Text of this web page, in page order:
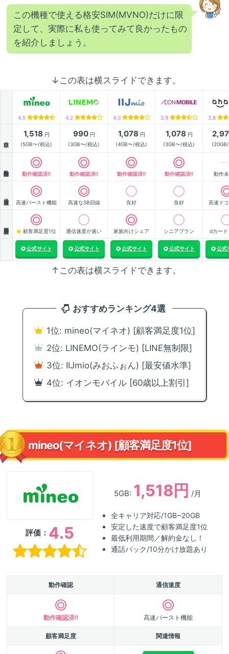
この機種で使える格安SIM(MVNO)だけに限
定して、実際に私も使ってみて良かったもの
を紹介しましょう。
↓この表は横スライドできます。
4.5 4.2 4.0 3.9 3.8
1,518 円
(5GB〜/税込)
990円
(3GB〜/税込)
1,078 円
(4GB〜/税込)
1,078 円
(3GB〜/税込)
動作確認済!! 動作確認済!! 動作確認済!! 動作確認済!! 動作
高速バースト機能 高速なSB回線 良好 良好 高速ド
顧客満足度1位 通信速度が速い 家族向けシェア シニアプラン dカード
公式サイト 公式サイト 公式サイト 公式サイト 公式
↑この表は横スライドできます。
おすすめランキング4選
1位: mineo(マイネオ) [顧客満足度1位]
2位: LINEMO(ラインモ) [LINE無制限]
3位: IIJmio(みおふぉん) [最安値水準]
4位: イオンモバイル [60歳以上割引]
mineo(マイネオ) [顧客満足度1位]
評価： 4.5
5GB: 1,518円 /月
全キャリア対応/1GB~20GB
安定した速度で顧客満足度1位
最低利用期間／解約金なし！
通話パック/10分かけ放題あり
動作確認 通信速度
動作確認済!! 高速バースト機能
顧客満足度 関連情報